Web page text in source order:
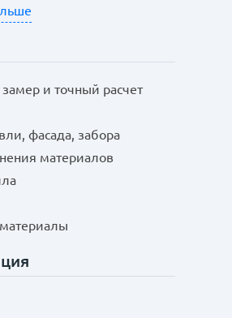
и точный расчет
фасада, забора
материалов
материалы